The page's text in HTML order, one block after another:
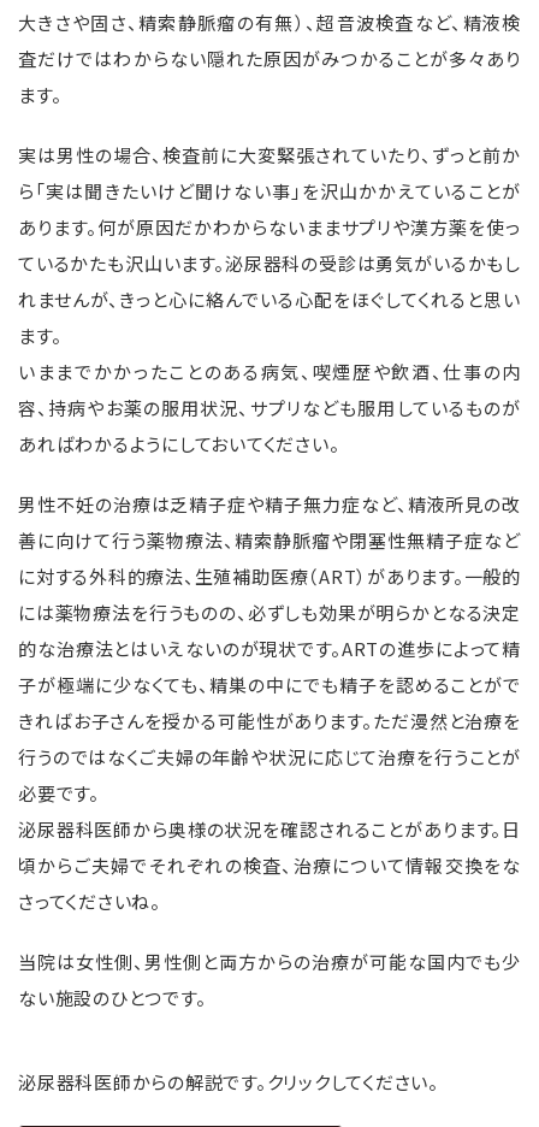
大きさや固さ、精索静脈瘤の有無）、超音波検査など、精液検
査だけではわからない隠れた原因がみつかることが多々あり
ます。
実は男性の場合、検査前に大変緊張されていたり、ずっと前か
ら「実は聞きたいけど聞けない事」を沢山かかえていることが
あります。何が原因だかわからないままサプリや漢方薬を使っ
ているかたも沢山います。泌尿器科の受診は勇気がいるかもし
れませんが、きっと心に絡んでいる心配をほぐしてくれると思い
ます。
いままでかかったことのある病気、喫煙歴や飲酒、仕事の内
容、持病やお薬の服用状況、サプリなども服用しているものが
あればわかるようにしておいてください。
男性不妊の治療は乏精子症や精子無力症など、精液所見の改
善に向けて行う薬物療法、精索静脈瘤や閉塞性無精子症など
に対する外科的療法、生殖補助医療（ART）があります。一般的
には薬物療法を行うものの、必ずしも効果が明らかとなる決定
的な治療法とはいえないのが現状です。ARTの進歩によって精
子が極端に少なくても、精巣の中にでも精子を認めることがで
きればお子さんを授かる可能性があります。ただ漫然と治療を
行うのではなくご夫婦の年齢や状況に応じて治療を行うことが
必要です。
泌尿器科医師から奥様の状況を確認されることがあります。日
頃からご夫婦でそれぞれの検査、治療について情報交換をな
さってくださいね。
当院は女性側、男性側と両方からの治療が可能な国内でも少
ない施設のひとつです。
泌尿器科医師からの解説です。クリックしてください。